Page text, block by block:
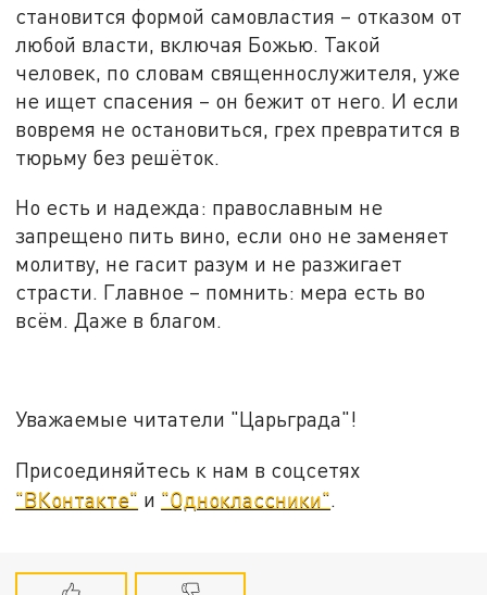
становится формой самовластия – отказом от
любой власти, включая Божью. Такой
человек, по словам священнослужителя, уже
не ищет спасения – он бежит от него. И если
вовремя не остановиться, грех превратится в
тюрьму без решёток.
Но есть и надежда: православным не
запрещено пить вино, если оно не заменяет
молитву, не гасит разум и не разжигает
страсти. Главное – помнить: мера есть во
всём. Даже в благом.
Уважаемые читатели "Царьграда"!
Присоединяйтесь к нам в соцсетях
"ВКонтакте" и "Одноклассники".